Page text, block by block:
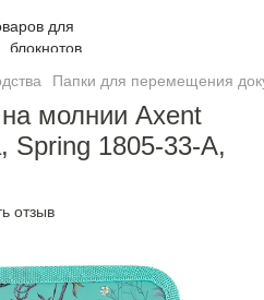
Папки для перемещения
молнии Axent
Spring 1805-33-A,
отзыв